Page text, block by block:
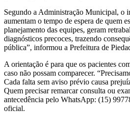
Segundo a Administração Municipal, o
aumentam o tempo de espera de quem
planejamento das equipes, geram
diagnósticos precoces, trazendo
pública”, informou a Prefeitura de
A orientação é para que os pacientes
caso não possam comparecer.
Cada falta sem aviso prévio causa
Quem precisar remarcar consulta ou
antecedência pelo WhatsApp: (15)
oficial.